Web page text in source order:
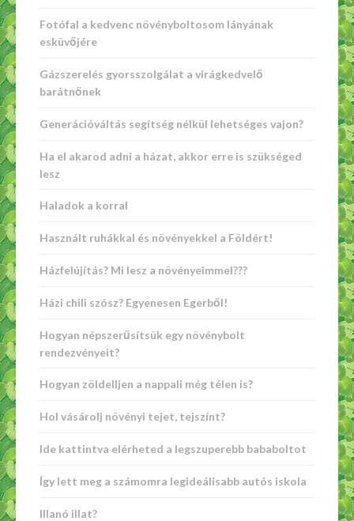
Fotófal a kedvenc növényboltosom lányának
esküvőjére
Gázszerelés gyorsszolgálat a virágkedvelő
barátnőnek
Generációváltás segítség nélkül lehetséges vajon?
Ha el akarod adni a házat, akkor erre is szükséged
lesz
Haladok a korral
Használt ruhákkal és növényekkel a Földért!
Házfelújítás? Mi lesz a növényeimmel???
Házi chili szósz? Egyenesen Egerből!
Hogyan népszerűsítsük egy növénybolt
rendezvényeit?
Hogyan zöldelljen a nappali még télen is?
Hol vásárolj növényi tejet, tejszínt?
Ide kattintva elérheted a legszuperebb bababoltot
Így lett meg a számomra legideálisabb autós iskola
Illanó illat?